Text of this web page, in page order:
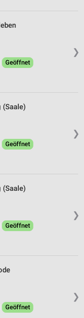
❯
Geöffnet
❯
(Saale)
Geöffnet
❯
(Saale)
Geöffnet
❯
Geöffnet